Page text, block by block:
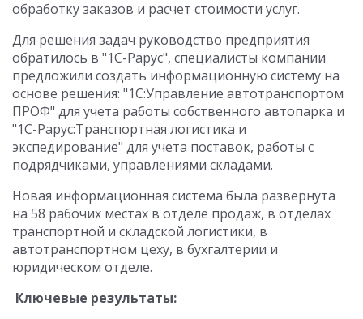
обработку заказов и расчет стоимости услуг.
Для решения задач руководство предприятия
обратилось в "1С-Рарус", специалисты компании
предложили создать информационную систему на
основе решения: "1С:Управление автотранспортом
ПРОФ" для учета работы собственного автопарка и
"1С-Рарус:Транспортная логистика и
экспедирование" для учета поставок, работы с
подрядчиками, управлениями складами.
Новая информационная система была развернута
на 58 рабочих местах в отделе продаж, в отделах
транспортной и складской логистики, в
автотранспортном цеху, в бухгалтерии и
юридическом отделе.
Ключевые результаты: